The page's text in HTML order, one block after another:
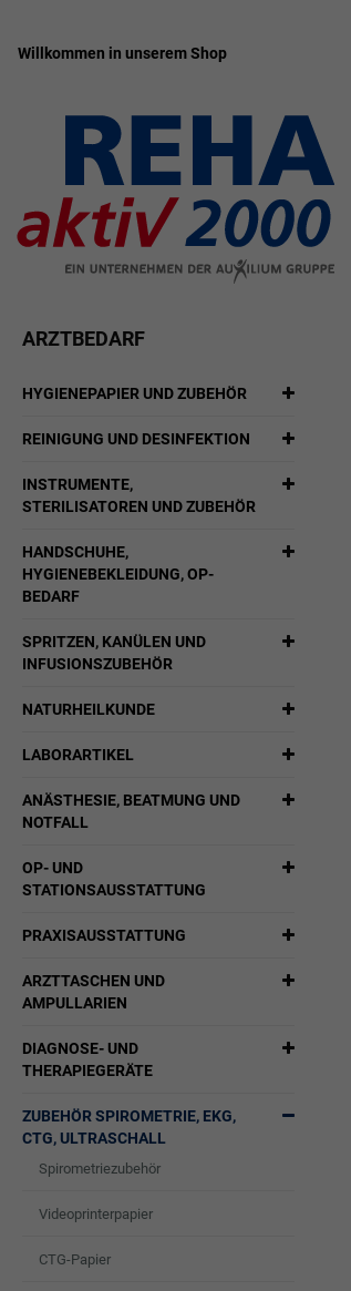
Zum
Willkommen in unserem Shop
ARZTBEDARF
HYGIENEPAPIER UND ZUBEHÖR
REINIGUNG UND DESINFEKTION
INSTRUMENTE,
STERILISATOREN UND ZUBEHÖR
HANDSCHUHE,
HYGIENEBEKLEIDUNG, OP-
BEDARF
SPRITZEN, KANÜLEN UND
INFUSIONSZUBEHÖR
NATURHEILKUNDE
LABORARTIKEL
ANÄSTHESIE, BEATMUNG UND
NOTFALL
OP- UND
STATIONSAUSSTATTUNG
PRAXISAUSSTATTUNG
ARZTTASCHEN UND
AMPULLARIEN
DIAGNOSE- UND
THERAPIEGERÄTE
ZUBEHÖR SPIROMETRIE, EKG,
CTG, ULTRASCHALL
Spirometriezubehör
Videoprinterpapier
CTG-Papier